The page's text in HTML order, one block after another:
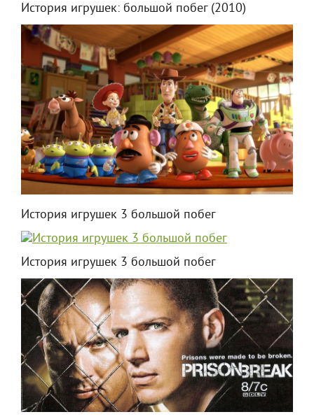
История игрушек: большой побег (2010)
История игрушек 3 большой побег
История игрушек 3 большой побег